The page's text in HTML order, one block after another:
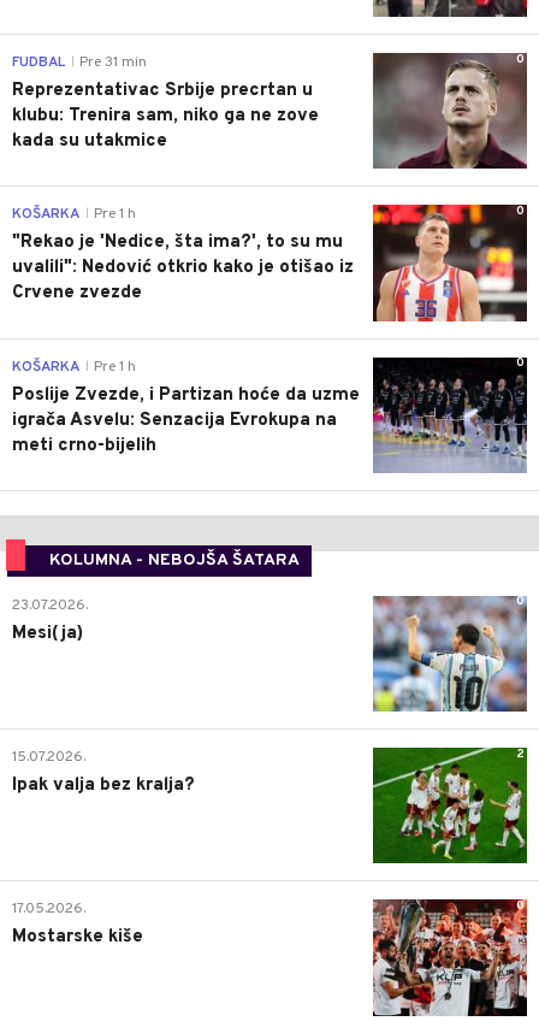
0
FUDBAL Pre 31 min
Reprezentativac Srbije precrtan u
klubu: Trenira sam, niko ga ne zove
kada su utakmice
0
KOŠARKA Pre 1 h
"Rekao je 'Nedice, šta ima?', to su mu
uvalili": Nedović otkrio kako je otišao iz
Crvene zvezde
0
KOŠARKA Pre 1 h
Poslije Zvezde, i Partizan hoće da uzme
igrača Asvelu: Senzacija Evrokupa na
meti crno-bijelih
KOLUMNA - NEBOJŠA ŠATARA
0
23.07.2026.
Mesi(ja)
2
15.07.2026.
Ipak valja bez kralja?
0
17.05.2026.
Mostarske kiše